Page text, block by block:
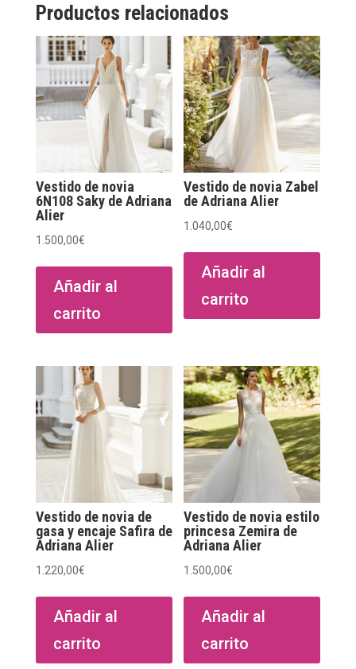
Productos relacionados
Vestido de novia
6N108 Saky de Adriana
Alier
1.500,00€
Añadir al
carrito
Vestido de novia Zabel
de Adriana Alier
1.040,00€
Añadir al
carrito
Vestido de novia de
gasa y encaje Safira de
Adriana Alier
1.220,00€
Añadir al
carrito
Vestido de novia estilo
princesa Zemira de
Adriana Alier
1.500,00€
Añadir al
carrito